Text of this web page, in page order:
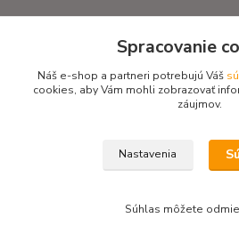
Po. - Pia. od 9:00 hod. - 16:00 hod.
eduservis@eduservis.sk
Copyright © 2020 EduServis - Všetky práva
Spracovanie
Náš e-shop a partneri potrebujú Váš
cookies, aby Vám mohli zobrazovať
záujmov.
Nastavenia
Súhlas môžete